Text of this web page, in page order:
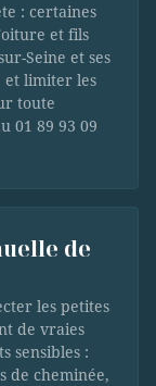
: certaines
et fils
Seine et ses
limiter les
toute
01 89 93 09
de
les petites
de vraies
sensibles :
de cheminée,